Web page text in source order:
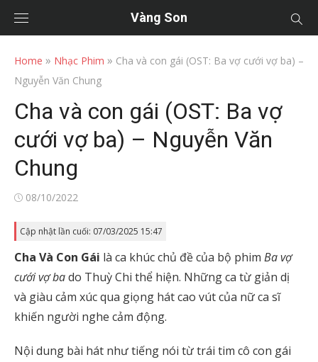
Vàng Son
Home » Nhạc Phim » Cha và con gái (OST: Ba vợ cưới vợ ba) –
Nguyễn Văn Chung
Cha và con gái (OST: Ba vợ
cưới vợ ba) – Nguyễn Văn
Chung
Posted
08/10/2022
Cập nhật lần cuối: 07/03/2025 15:47
Cha Và Con Gái là ca khúc chủ đề của bộ phim Ba vợ
cưới vợ bado Thuỳ Chi thể hiện. Những ca từ giản dị
và giàu cảm xúc qua giọng hát cao vút của nữ ca sĩ
khiến người nghe cảm động.
Nội dung bài hát như tiếng nói từ trái tim cô con gái